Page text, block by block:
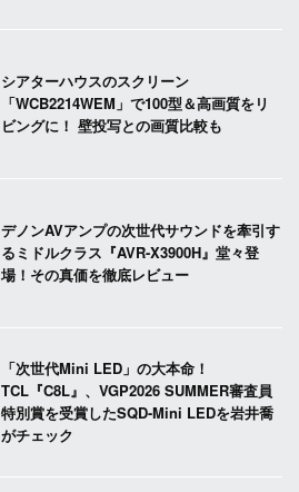
シアターハウスのスクリーン
「WCB2214WEM」で100型＆高画質をリ
ビングに！ 壁投写との画質比較も
デノンAVアンプの次世代サウンドを牽引す
るミドルクラス『AVR-X3900H』堂々登
場！その真価を徹底レビュー
「次世代Mini LED」の大本命！
TCL『C8L』、VGP2026 SUMMER審査員
特別賞を受賞したSQD-Mini LEDを岩井喬
がチェック